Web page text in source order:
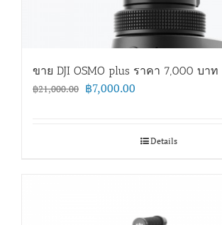
ขาย DJI OSMO plus ราคา 7,000 บาท
฿21,000.00 Original
฿21,000.00.
฿7,000.00
฿7,000.00.
Details